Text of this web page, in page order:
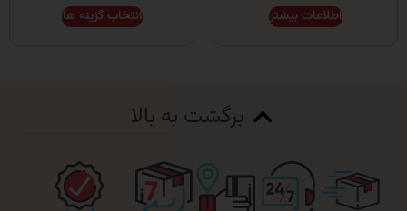
اطلاعات بیشتر
انتخاب گزینه ها
برگشت به بالا